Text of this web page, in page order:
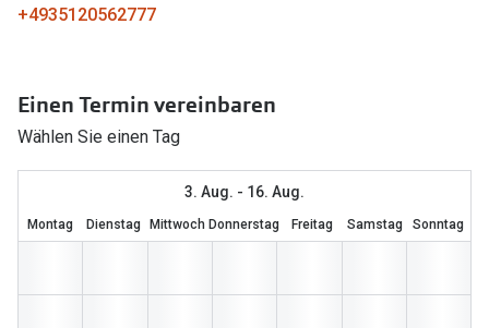
Weitere Kategorien
Brillen Sale
Marken
DbyD
Weitere
Ray-Ban
+4935120562777
Einen Termin vereinbaren
Wählen Sie einen Tag
3. Aug. - 16. Aug.
Montag Dienstag Mittwoch Donnerstag Freitag Samstag Sonntag